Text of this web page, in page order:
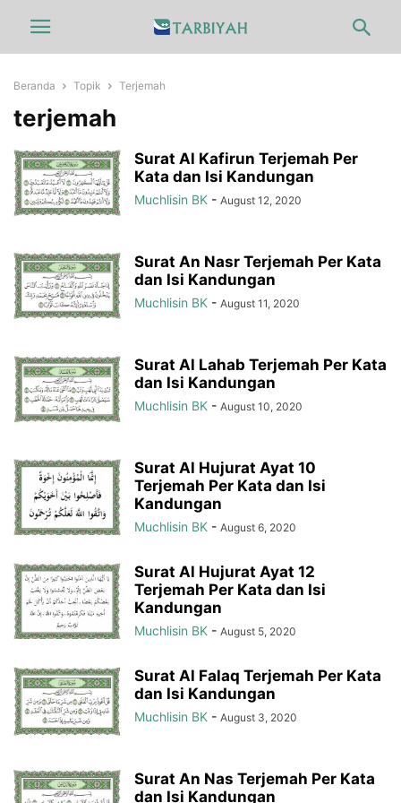
Beranda Topik Terjemah
terjemah
Surat Al Kafirun Terjemah Per
Kata dan Isi Kandungan
Muchlisin BK - August 12, 2020
Surat An Nasr Terjemah Per Kata
dan Isi Kandungan
Muchlisin BK - August 11, 2020
Surat Al Lahab Terjemah Per Kata
dan Isi Kandungan
Muchlisin BK - August 10, 2020
Surat Al Hujurat Ayat 10
Terjemah Per Kata dan Isi
Kandungan
Muchlisin BK - August 6, 2020
Surat Al Hujurat Ayat 12
Terjemah Per Kata dan Isi
Kandungan
Muchlisin BK - August 5, 2020
Surat Al Falaq Terjemah Per Kata
dan Isi Kandungan
Muchlisin BK - August 3, 2020
Surat An Nas Terjemah Per Kata
dan Isi Kandungan